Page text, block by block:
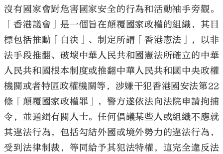
大公文匯
沒有國家會對危害國家安全的行為和活動袖手旁觀。
「香港議會」是一個旨在顛覆國家政權的組織，其目
標包括推動「自決」、制定所謂「香港憲法」，以非
法手段推翻、破壞中華人民共和國憲法所確立的中華
人民共和國根本制度或推翻中華人民共和國中央政權
機關或者特區政權機關等，涉嫌干犯香港國安法第22
條「顛覆國家政權罪」，警方遂依法向法院申請拘捕
令，並通緝有關人士。任何倡議某些人或組織不應就
其違法行為，包括勾結外國或境外勢力的違法行為，
受到法律制裁，等同給予其犯法特權，這完全違反法